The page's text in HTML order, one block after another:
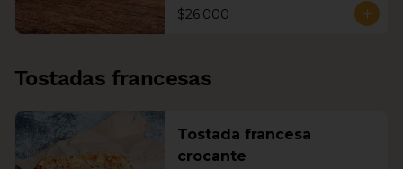
$26.000
Tostadas francesas
Tostada francesa
crocante